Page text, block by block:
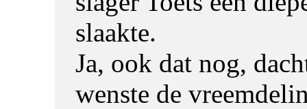
slaakte.
Ja, ook dat nog,
wenste de